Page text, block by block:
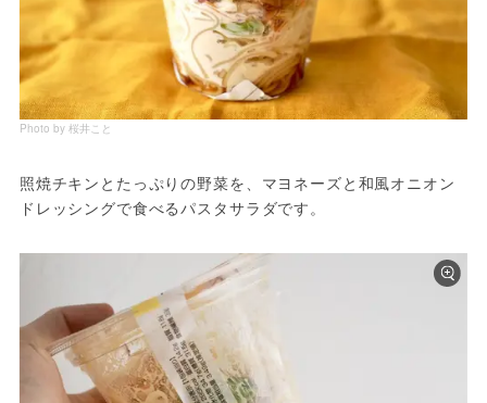
Photo by 桜井こと
照焼チキンとたっぷりの野菜を、マヨネーズと和風オニオン
ドレッシングで食べるパスタサラダです。